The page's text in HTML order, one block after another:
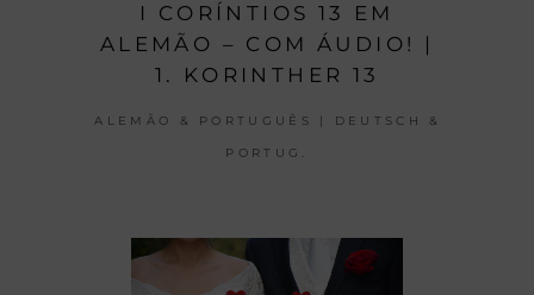
I CORÍNTIOS 13 EM
ALEMÃO – COM ÁUDIO! |
1. KORINTHER 13
ALEMÃO & PORTUGUÊS | DEUTSCH &
PORTUG.